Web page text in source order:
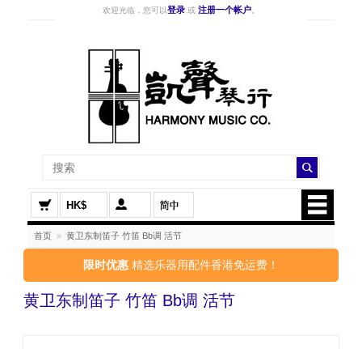
欢迎光临，您可以登录 或 注册一个帐户
HK$
首页 » 黄卫东制笛子 竹笛 Bb调 活节
限时优惠 精选乐器用配件香港免运费！
黄卫东制笛子 竹笛 Bb调 活节